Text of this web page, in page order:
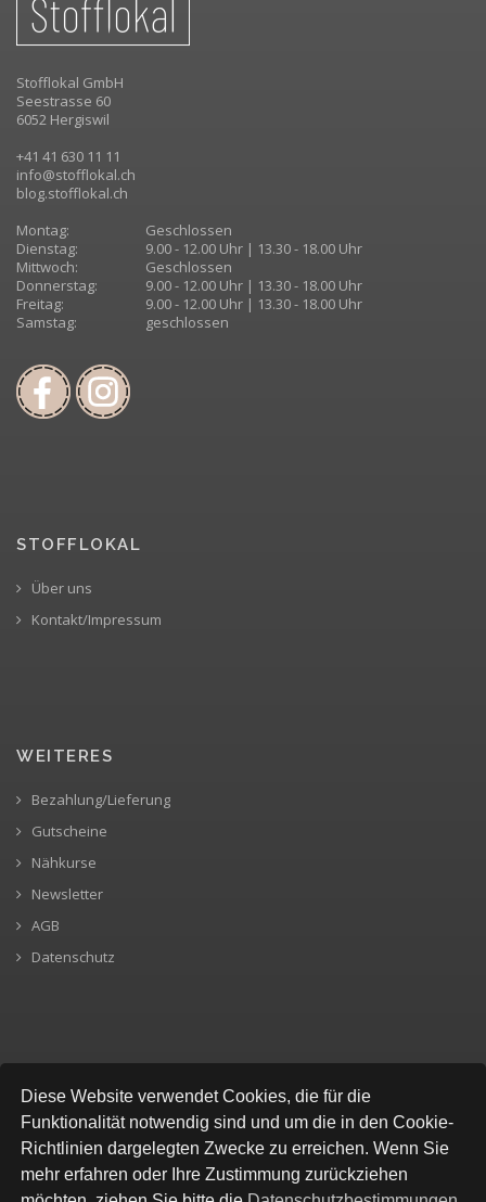
Diese Website verwendet Cookies, die für die
Funktionalität notwendig sind und um die in den Cookie-
Richtlinien dargelegten Zwecke zu erreichen. Wenn Sie
mehr erfahren oder Ihre Zustimmung zurückziehen
Stofflokal GmbH
Seestrasse 60
6052 Hergiswil
+41 41 630 11 11
info@stofflokal.ch
blog.stofflokal.ch
Montag:
Geschlossen
Dienstag:
9.00 - 12.00 Uhr | 13.30 - 18.00 Uhr
Mittwoch:
Geschlossen
Donnerstag:
9.00 - 12.00 Uhr | 13.30 - 18.00 Uhr
Freitag:
9.00 - 12.00 Uhr | 13.30 - 18.00 Uhr
Samstag:
geschlossen
STOFFLOKAL
Über uns
Kontakt/Impressum
WEITERES
Bezahlung/Lieferung
Gutscheine
Nähkurse
Newsletter
AGB
Datenschutz
SICHERE BEZAHLUNG